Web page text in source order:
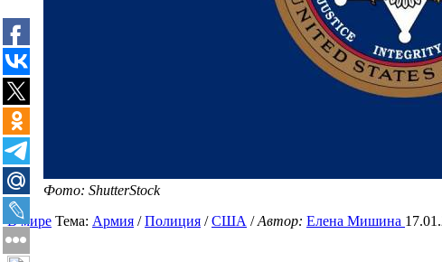
Фото: ShutterStock
В мире Тема: Армия /Полиция /США /Автор: Елена Мишина